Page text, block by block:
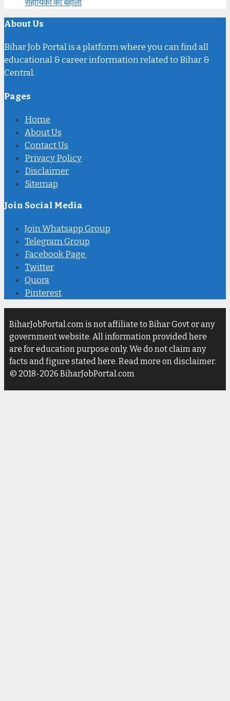
सहायिका की बहाली
About Us
Bihar Job Portal is a platform where you can find all
educational & career information related to Bihar &
Central.
Pages
Home
About Us
Contact Us
Privacy Policy
Disclaimer
Sitemap
Join Social Media
Join Whatsapp Group
Telegram Group
Facebook Page
Twitter
Quora
Pinterest
BiharJobPortal.com is not affiliate to Bihar Govt or any
government website. All information provided here
are for education purpose only. We do not claim any
facts and figure stated here. Read more on disclaimer.
© 2018-2026 BiharJobPortal.com